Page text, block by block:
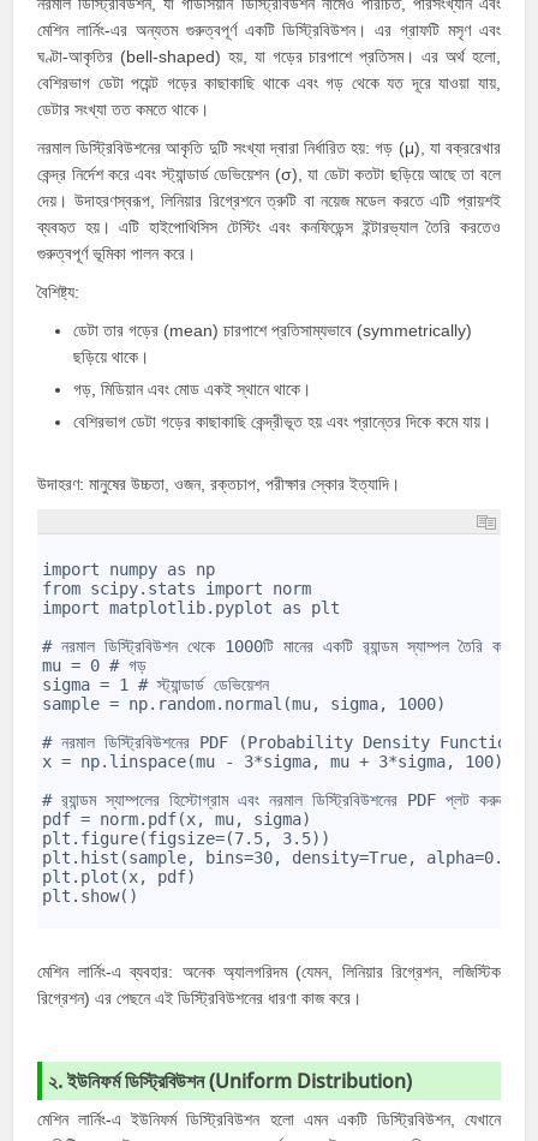
মেশিন লার্নিং-এর অন্যতম গুরুত্বপূর্ণ একটি ডিস্ট্রিবিউশন।এর গ্রাফটি মসৃণ এবং
ঘণ্টা-আকৃতির (bell-shaped) হয়, যা গড়ের চারপাশে প্রতিসম। এর অর্থ হলো,
বেশিরভাগ ডেটা পয়েন্ট গড়ের কাছাকাছি থাকে এবং গড় থেকে যত দূরে যাওয়া যায়,
ডেটার সংখ্যা তত কমতে থাকে।
নরমাল ডিস্ট্রিবিউশনের আকৃতি দুটি সংখ্যা দ্বারা নির্ধারিত হয়: গড় (μ), যা বক্ররেখার
কেন্দ্র নির্দেশ করে এবং স্ট্যান্ডার্ড ডেভিয়েশন (σ), যা ডেটা কতটা ছড়িয়ে আছে তা বলে
দেয়। উদাহরণস্বরূপ, লিনিয়ার রিগ্রেশনে ত্রুটি বা নয়েজ মডেল করতে এটি প্রায়শই
ব্যবহৃত হয়। এটি হাইপোথিসিস টেস্টিং এবং কনফিডেন্স ইন্টারভ্যাল তৈরি করতেও
গুরুত্বপূর্ণ ভূমিকা পালন করে।
বৈশিষ্ট্য:
ডেটা তার গড়ের (mean) চারপাশে প্রতিসাম্যভাবে (symmetrically)
ছড়িয়ে থাকে।
গড়, মিডিয়ান এবং মোড একই স্থানে থাকে।
বেশিরভাগ ডেটা গড়ের কাছাকাছি কেন্দ্রীভূত হয় এবং প্রান্তের দিকে কমে যায়।
উদাহরণ: মানুষের উচ্চতা, ওজন, রক্তচাপ, পরীক্ষার স্কোর ইত্যাদি।
import numpy as np
from scipy.stats import norm
import matplotlib.pyplot as plt
# নরমাল ডিস্ট্রিবিউশন থেকে 1000টি মানের একটি র‍্যান্ডম স্যাম্পল তৈরি করুন
mu = 0 # গড়
sigma = 1 # স্ট্যান্ডার্ড ডেভিয়েশন
sample = np.random.normal(mu, sigma, 1000)
# নরমাল ডিস্ট্রিবিউশনের PDF (Probability Density Function)
x = np.linspace(mu - 3*sigma, mu + 3*sigma, 100)
# র‍্যান্ডম স্যাম্পলের হিস্টোগ্রাম এবং নরমাল ডিস্ট্রিবিউশনের PDF প্লট করুন
pdf = norm.pdf(x, mu, sigma)
plt.figure(figsize=(7.5, 3.5))
plt.hist(sample, bins=30, density=True, alpha=0.5)
plt.plot(x, pdf)
plt.show()
মেশিন লার্নিং-এ ব্যবহার: অনেক অ্যালগরিদম (যেমন, লিনিয়ার রিগ্রেশন, লজিস্টিক
রিগ্রেশন) এর পেছনে এই ডিস্ট্রিবিউশনের ধারণা কাজ করে।
২. ইউনিফর্ম ডিস্ট্রিবিউশন (Uniform Distribution)
মেশিন লার্নিং-এ ইউনিফর্ম ডিস্ট্রিবিউশন হলো এমন একটি ডিস্ট্রিবিউশন, যেখানে